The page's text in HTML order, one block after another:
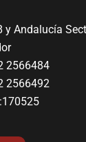
y Andalucía
2566484
2566492